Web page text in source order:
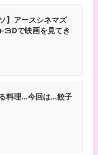
】アースシネマズ
Dで映画を見てき
料理…今回は…餃子